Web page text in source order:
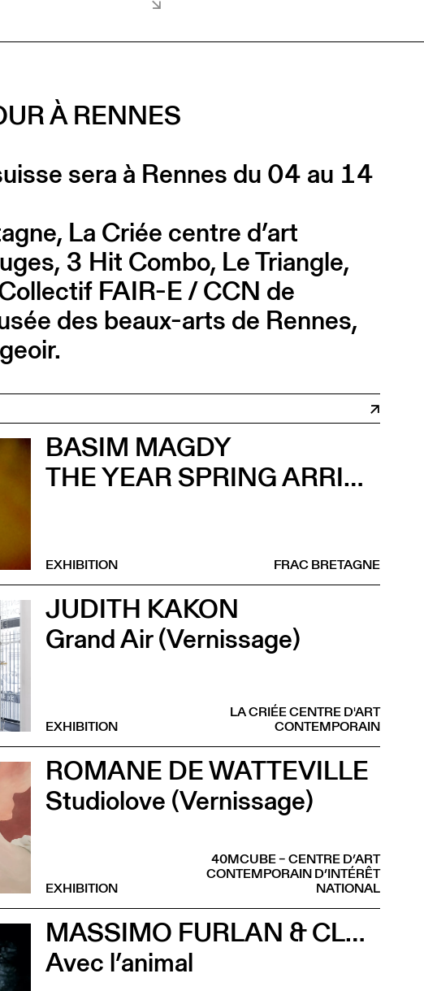
À RENNES
sera à Rennes du 04 au 14
La Criée centre d’art
3 Hit Combo, Le Triangle,
FAIR-E / CCN de
des beaux-arts de Rennes,
BASIM MAGDY
THE YEAR SPRING ARRIVED IN SEPTEMBER (Vernissage)
FRAC BRETAGNE
EXHIBITION
JUDITH KAKON
Grand Air (Vernissage)
LA CRIÉE CENTRE D'ART
CONTEMPORAIN
EXHIBITION
ROMANE DE WATTEVILLE
Studiolove (Vernissage)
40MCUBE – CENTRE D’ART
CONTEMPORAIN D’INTÉRÊT
NATIONAL
EXHIBITION
MASSIMO FURLAN & CLAIRE DE RIBAUPIERRE
Avec l’animal